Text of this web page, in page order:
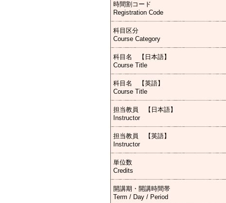
時間割コード
Registration Code
科目区分
Course Category
科目名 【日本語】
Course Title
科目名 【英語】
Course Title
担当教員 【日本語】
Instructor
担当教員 【英語】
Instructor
単位数
Credits
開講期・開講時間帯
Term / Day / Period